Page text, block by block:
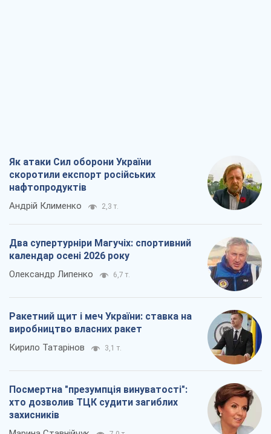
Як атаки Сил оборони України
скоротили експорт російських
нафтопродуктів
Андрій Клименко 2,3 т.
Два супертурніри Магучіх: спортивний
календар осені 2026 року
Олександр Липенко 6,7 т.
Ракетний щит і меч України: ставка на
виробництво власних ракет
Кирило Татарінов 3,1 т.
Посмертна "презумпція винуватості":
хто дозволив ТЦК судити загиблих
захисників